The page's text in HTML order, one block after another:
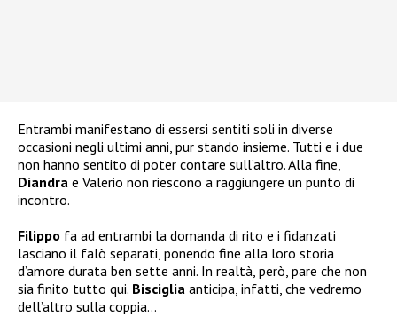
Entrambi manifestano di essersi sentiti soli in diverse
occasioni negli ultimi anni, pur stando insieme. Tutti e i due
non hanno sentito di poter contare sull’altro. Alla fine,
Diandra e Valerio non riescono a raggiungere un punto di
incontro.
Filippo fa ad entrambi la domanda di rito e i fidanzati
lasciano il falò separati, ponendo fine alla loro storia
d’amore durata ben sette anni. In realtà, però, pare che non
sia finito tutto qui. Bisciglia anticipa, infatti, che vedremo
dell’altro sulla coppia…